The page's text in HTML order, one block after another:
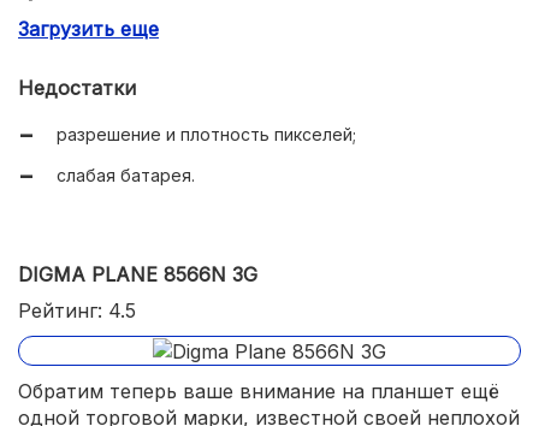
сверхдоступная цена.
Загрузить еще
Недостатки
разрешение и плотность пикселей;
слабая батарея.
DIGMA PLANE 8566N 3G
Рейтинг: 4.5
Обратим теперь ваше внимание на планшет ещё
одной торговой марки, известной своей неплохой